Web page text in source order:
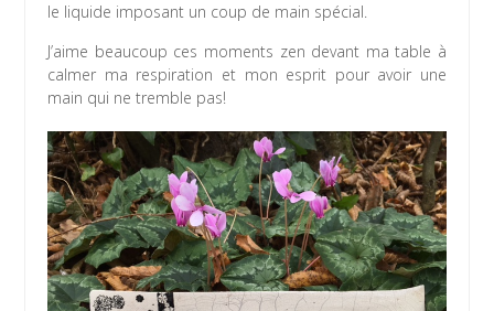
le liquide imposant un coup de main spécial.
J’aime beaucoup ces moments zen devant ma table à
calmer ma respiration et mon esprit pour avoir une
main qui ne tremble pas!